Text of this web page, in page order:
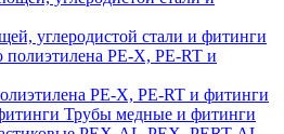
углеродистой стали и фитинги
PE-X, PE-RT и фитинги
Трубы медные и фитинги